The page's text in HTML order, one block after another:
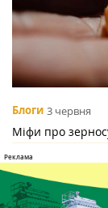
Блоги 3 червня
Міфи про